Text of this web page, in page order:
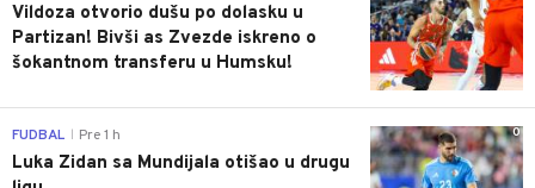
Vildoza otvorio dušu po dolasku u
Partizan! Bivši as Zvezde iskreno o
šokantnom transferu u Humsku!
0
FUDBAL Pre 1 h
Luka Zidan sa Mundijala otišao u drugu